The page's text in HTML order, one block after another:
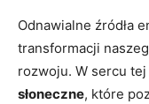
Odnawialne źródła
transformacji
rozwoju. W sercu
słoneczne, które